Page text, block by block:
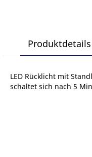
Produktdetails
LED Rücklicht mit
schaltet sich nach 5